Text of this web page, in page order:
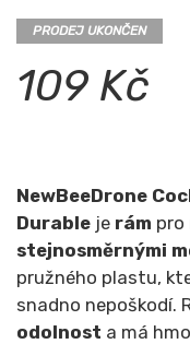
PRODEJ UKONČEN
109 Kč
NewBeeDrone
Durable je rám pro
stejnosměrnými
pružného plastu,
snadno nepoškodí.
odolnost a má